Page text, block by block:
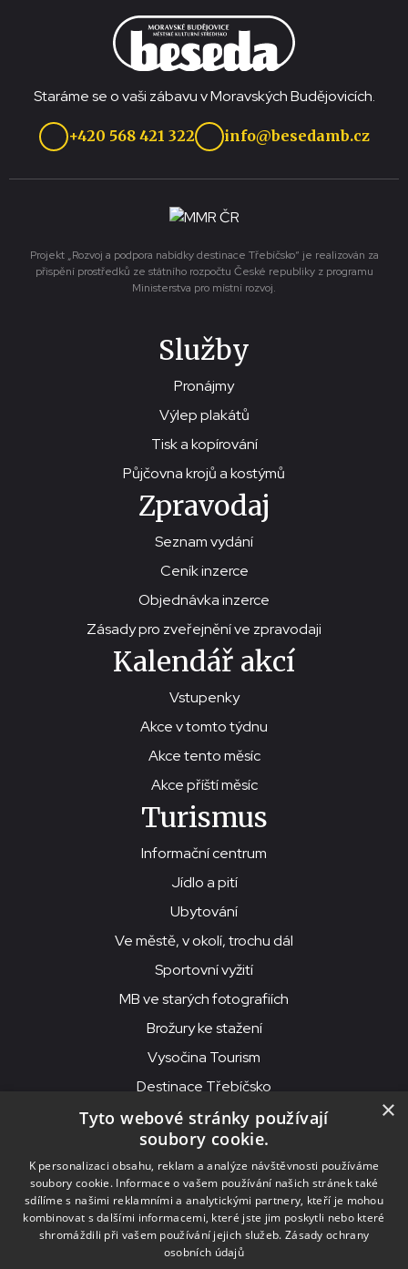
Staráme se o vaši zábavu v Moravských Budějovicích.
+420 568 421 322 info@besedamb.cz
Projekt „Rozvoj a podpora nabídky destinace Třebíčsko“ je realizován za
přispění prostředků ze státního rozpočtu České republiky z programu
Ministerstva pro místní rozvoj.
Služby
Pronájmy
Výlep plakátů
Tisk a kopírování
Půjčovna krojů a kostýmů
Zpravodaj
Seznam vydání
Ceník inzerce
Objednávka inzerce
Zásady pro zveřejnění ve zpravodaji
Kalendář akcí
Vstupenky
Akce v tomto týdnu
Akce tento měsíc
Akce příští měsíc
Turismus
Informační centrum
Jídlo a pití
Ubytování
Ve městě, v okolí, trochu dál
Sportovní vyžití
MB ve starých fotografiích
Brožury ke stažení
Vysočina Tourism
Destinace Třebíčsko
© 2026MKS Beseda Mor. Budějovice
MKS Beseda, příspěvková organizace, Purcnerova 62, 676 02
Moravské Budějovice
IČO: 00091758, DIČ: CZ00091758, ID datové schránky: chjn2kd
×
Tyto webové stránky používají
soubory cookie.
K personalizaci obsahu, reklam a analýze návštěvnosti používáme
soubory cookie. Informace o vašem používání našich stránek také
sdílíme s našimi reklamními a analytickými partnery, kteří je mohou
kombinovat s dalšími informacemi, které jste jim poskytli nebo které
shromáždili při vašem používání jejich služeb. Zásady ochrany
osobních údajů